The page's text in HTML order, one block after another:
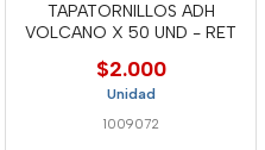
TAPATORNILLOS ADH
VOLCANO X 50 UND - RET
$2.000
Unidad
1009072